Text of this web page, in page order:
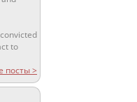
to
посты >